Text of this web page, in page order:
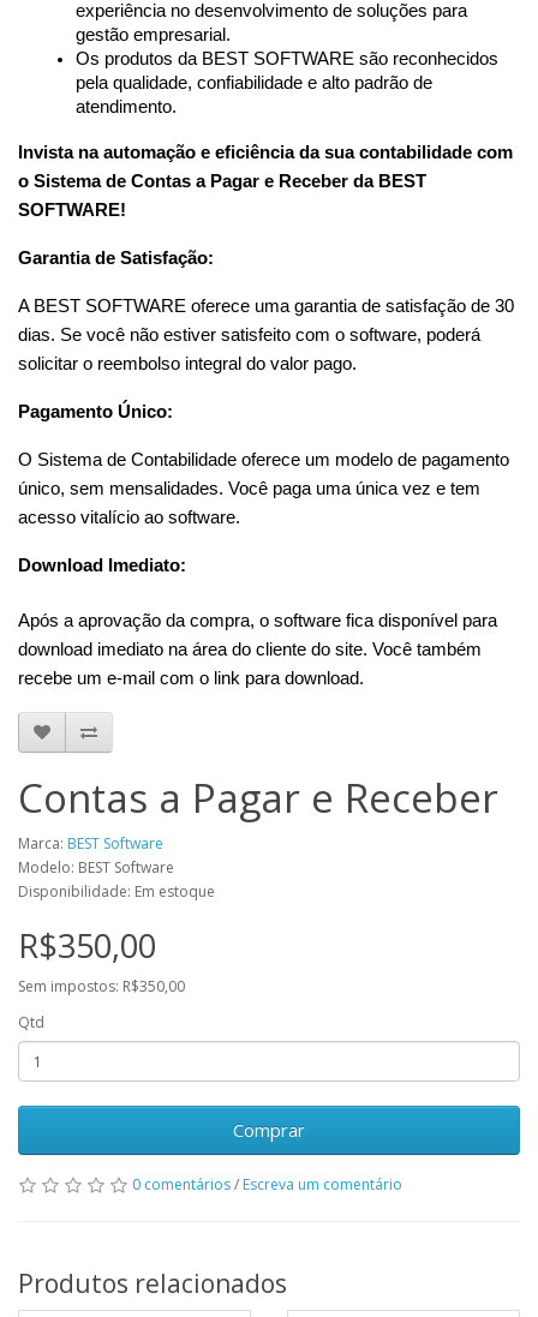
experiência no desenvolvimento de soluções para
gestão empresarial.
Os produtos da BEST SOFTWARE são reconhecidos
pela qualidade, confiabilidade e alto padrão de
atendimento.
Invista na automação e eficiência da sua contabilidade com
o Sistema de Contas a Pagar e Receber da BEST
SOFTWARE!
Garantia de Satisfação:
A BEST SOFTWARE oferece uma garantia de satisfação de 30
dias. Se você não estiver satisfeito com o software, poderá
solicitar o reembolso integral do valor pago.
Pagamento Único:
O Sistema de Contabilidade oferece um modelo de pagamento
único, sem mensalidades. Você paga uma única vez e tem
acesso vitalício ao software.
Download Imediato:
Após a aprovação da compra, o software fica disponível para
download imediato na área do cliente do site. Você também
recebe um e-mail com o link para download.
Contas a Pagar e Receber
Marca: BEST Software
Modelo: BEST Software
Disponibilidade: Em estoque
R$350,00
Sem impostos: R$350,00
Qtd
Comprar
0 comentários/ Escreva um comentário
Produtos relacionados